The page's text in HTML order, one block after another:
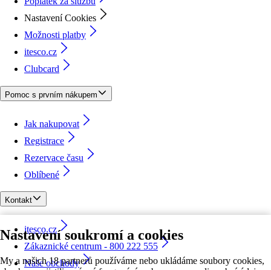
Nastavení soukromí a cookies
My a našich 18 partnerů používáme nebo ukládáme soubory cookies,
Nastavení Cookies
Možnosti platby
itesco.cz
Clubcard
Pomoc s prvním nákupem
Jak nakupovat
Registrace
Rezervace času
Oblíbené
Kontakt
itesco.cz
Zákaznické centrum - 800 222 555
Naše obchody